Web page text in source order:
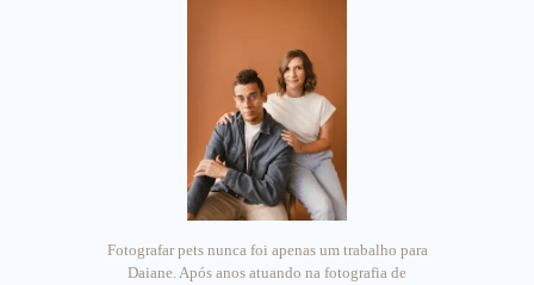
Fotografar pets nunca foi apenas um trabalho para
Daiane. Após anos atuando na fotografia de